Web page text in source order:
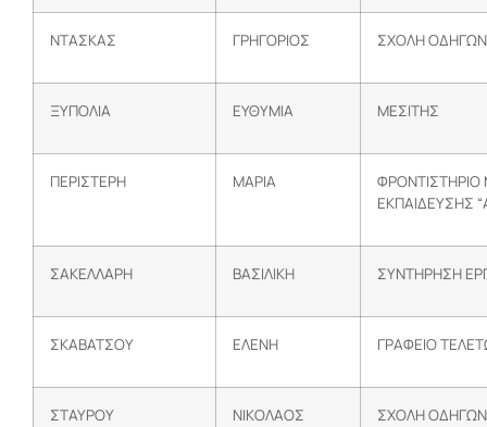
ΝΤΑΣΚΑΣ ΓΡΗΓΟΡΙΟΣ ΣΧΟΛΗ ΟΔΗΓΩΝ
ΞΥΠΟΛΙΑ ΕΥΘΥΜΙΑ ΜΕΣΙΤΗΣ
ΠΕΡΙΣΤΕΡΗ ΜΑΡΙΑ
ΕΚΠΑΙΔΕΥΣΗΣ
ΣΑΚΕΛΛΑΡΗ ΒΑΣΙΛΙΚΗ ΣΥΝΤΗΡΗΣΗ
ΣΚΑΒΑΤΣΟΥ ΕΛΕΝΗ ΓΡΑΦΕΙΟ
ΣΤΑΥΡΟΥ ΝΙΚΟΛΑΟΣ ΣΧΟΛΗ ΟΔΗΓΩΝ